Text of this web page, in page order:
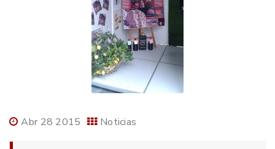
Abr 28 2015 Noticias